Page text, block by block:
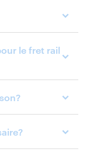
le fret rail